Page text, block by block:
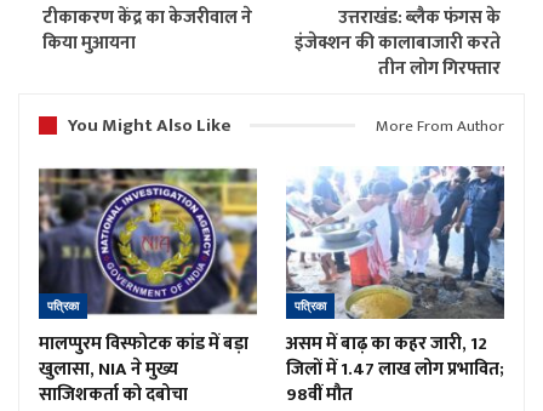
टीकाकरण केंद्र का केजरीवाल ने
किया मुआयना
उत्तराखंड: ब्लैक फंगस के
इंजेक्शन की कालाबाजारी करते
तीन लोग गिरफ्तार
You Might Also Like
More From Author
पत्रिका
मालप्पुरम विस्फोटक कांड में बड़ा
खुलासा, NIA ने मुख्य
साजिशकर्ता को दबोचा
पत्रिका
असम में बाढ़ का कहर जारी, 12
जिलों में 1.47 लाख लोग प्रभावित;
98वीं मौत